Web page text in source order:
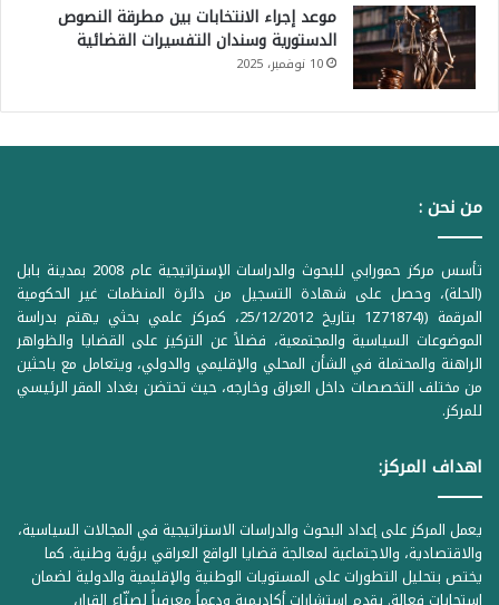
موعد إجراء الانتخابات بين مطرقة النصوص
الدستورية وسندان التفسيرات القضائية
10 نوفمبر، 2025
من نحن :
تأسس مركز حمورابي للبحوث والدراسات الإستراتيجية عام 2008 بمدينة بابل
(الحلة)، وحصل على شهادة التسجيل من دائرة المنظمات غير الحكومية
المرقمة ((1Z71874 بتاريخ 25/12/2012، كمركز علمي بحثي يهتم بدراسة
الموضوعات السياسية والمجتمعية، فضلاً عن التركيز على القضايا والظواهر
الراهنة والمحتملة في الشأن المحلي والإقليمي والدولي، ويتعامل مع باحثين
من مختلف التخصصات داخل العراق وخارجه، حيث تحتضن بغداد المقر الرئيسي
للمركز.
اهداف المركز:
يعمل المركز على إعداد البحوث والدراسات الاستراتيجية في المجالات السياسية،
والاقتصادية، والاجتماعية لمعالجة قضايا الواقع العراقي برؤية وطنية. كما
يختص بتحليل التطورات على المستويات الوطنية والإقليمية والدولية لضمان